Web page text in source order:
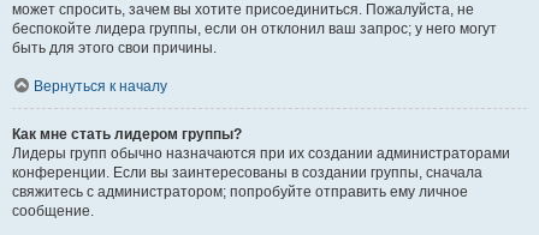
может спросить, зачем вы хотите присоединиться. Пожалуйста, не
беспокойте лидера группы, если он отклонил ваш запрос; у него могут
быть для этого свои причины.
Вернуться к началу
Как мне стать лидером группы?
Лидеры групп обычно назначаются при их создании администраторами
конференции. Если вы заинтересованы в создании группы, сначала
свяжитесь с администратором; попробуйте отправить ему личное
сообщение.